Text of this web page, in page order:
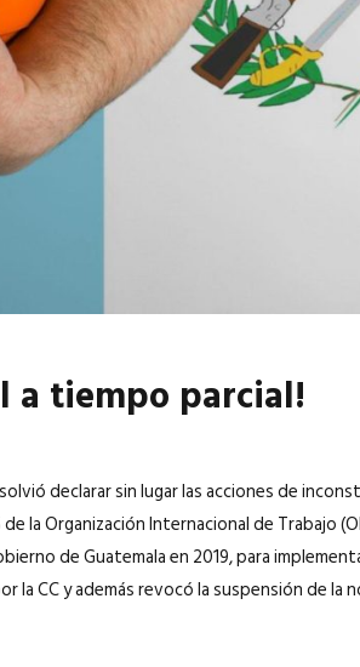
a tiempo parcial!
declarar sin lugar las acciones de
la Organización Internacional de Trabajo
de Guatemala en 2019, para
la CC y además revocó la suspensión de la